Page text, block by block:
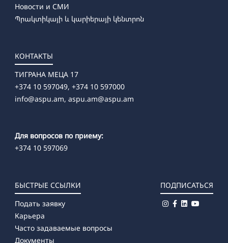
Новости и СМИ
Պրակտիկայի և կարիերայի կենտրոն
КОНТАКТЫ
ТИГРАНА МЕЦА 17
+374 10 597049, +374 10 597000
info@aspu.am, aspu.am@aspu.am
Для вопросов по приему:
+374 10 597069
БЫСТРЫЕ ССЫЛКИ
Подать заявку
Карьера
Часто задаваемые вопросы
Документы
ПОДПИСАТЬСЯ